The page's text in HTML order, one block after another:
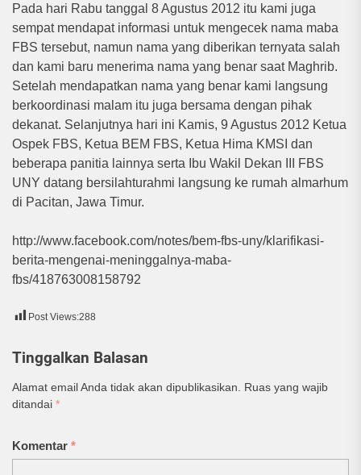
Pada hari Rabu tanggal 8 Agustus 2012 itu kami juga
sempat mendapat informasi untuk mengecek nama maba
FBS tersebut, namun nama yang diberikan ternyata salah
dan kami baru menerima nama yang benar saat Maghrib.
Setelah mendapatkan nama yang benar kami langsung
berkoordinasi malam itu juga bersama dengan pihak
dekanat. Selanjutnya hari ini Kamis, 9 Agustus 2012 Ketua
Ospek FBS, Ketua BEM FBS, Ketua Hima KMSI dan
beberapa panitia lainnya serta Ibu Wakil Dekan III FBS
UNY datang bersilahturahmi langsung ke rumah almarhum
di Pacitan, Jawa Timur.
http://www.facebook.com/notes/bem-fbs-uny/klarifikasi-
berita-mengenai-meninggalnya-maba-
fbs/418763008158792
Post Views:288
Tinggalkan Balasan
Alamat email Anda tidak akan dipublikasikan.
Ruas yang wajib
ditandai *
Komentar *